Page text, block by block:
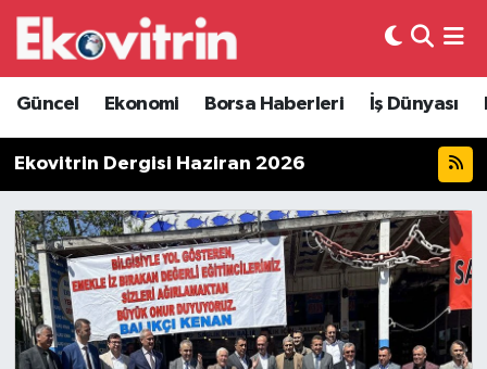
Güncel Ekonomi Borsa Haberleri İş Dünyası
Ekovitrin Dergisi Haziran 2026
Güncel
Ekonomi
Borsa Haberleri
İş Dünyası
Lojistik
Otovitrin
Hava Durumu
Trafik Durumu
Süper Lig Puan Durumu ve Fikstür
Tüm Manşetler
Son Dakika Haberleri
Haber Arşivi